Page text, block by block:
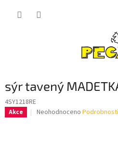
sýr tavený
4SY1218RE
Akce
Průměrné
Neohodnoceno